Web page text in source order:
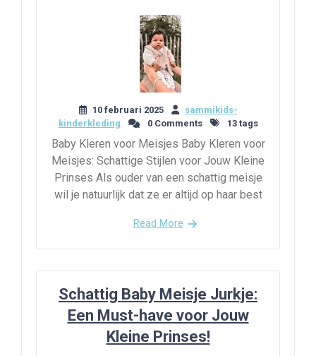
10 februari 2025
sammikids-
kinderkleding
0 Comments 13 tags
Baby Kleren voor Meisjes Baby Kleren voor
Meisjes: Schattige Stijlen voor Jouw Kleine
Prinses Als ouder van een schattig meisje
wil je natuurlijk dat ze er altijd op haar best
Read More
Schattig Baby Meisje Jurkje:
Een Must-have voor Jouw
Kleine Prinses!